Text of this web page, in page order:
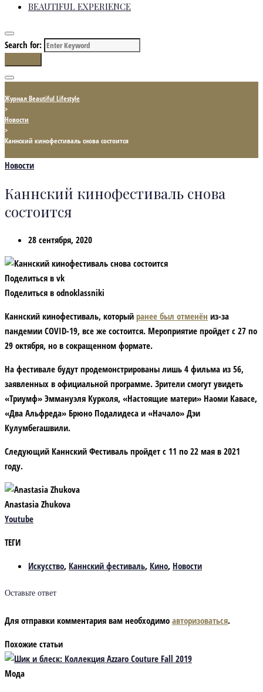
BEAUTIFUL EXPERIENCE
Search for:
Журнал Beautiful Lifestyle
>
Новости
>
Каннский кинофестиваль снова состоится
Новости
Каннский кинофестиваль снова
состоится
28 сентября, 2020
Поделиться в vk
Поделиться в odnoklassniki
Каннский кинофестиваль, который ранее был отменён из-за
пандемии COVID-19, все же состоится. Мероприятие пройдет с 27 по
29 октября, но в сокращенном формате.
На фестивале будут продемонстрированы лишь 4 фильма из 56,
заявленных в официальной программе. Зрители смогут увидеть
«Триумф» Эммануэля Курколя, «Настоящие матери» Наоми Кавасе,
«Два Альфреда» Брюно Подалидеса и «Начало» Дэи
Кулумбегашвили.
Следующий Каннский Фестиваль пройдет с 11 по 22 мая в 2021
году.
Anastasia Zhukova
Youtube
ТЕГИ
Искусство, Каннский фестиваль, Кино, Новости
Оставьте ответ
Для отправки комментария вам необходимо авторизоваться.
Похожие статьи
Мода